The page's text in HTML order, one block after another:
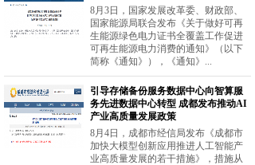
8月3日，国家发展改革委、财政部、
国家能源局联合发布《关于做好可再
生能源绿色电力证书全覆盖工作促进
可再生能源电力消费的通知》（以下
简称《通知》），《通知》...
引导存储备份服务数据中心向智算服
务先进数据中心转型 成都发布推动AI
产业高质量发展政策
8月4日，成都市经信局发布《成都市
加快大模型创新应用推进人工智能产
业高质量发展的若干措施》，措施从